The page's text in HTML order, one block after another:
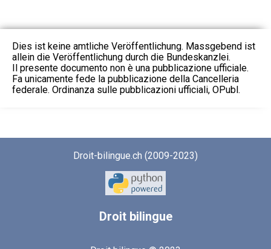
Dies ist keine amtliche Veröffentlichung. Massgebend ist
allein die Veröffentlichung durch die Bundeskanzlei.
Il presente documento non è una pubblicazione ufficiale.
Fa unicamente fede la pubblicazione della Cancelleria
federale. Ordinanza sulle pubblicazioni ufficiali, OPubl.
Droit-bilingue.ch (2009-2023)
Droitbilingue